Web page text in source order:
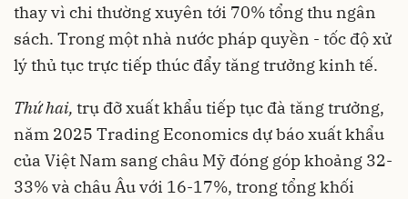
thay vì chi thường xuyên tới 70% tổng thu ngân
sách. Trong một nhà nước pháp quyền - tốc độ xử
lý thủ tục trực tiếp thúc đẩy tăng trưởng kinh tế.
Thứ hai, trụ đỡ xuất khẩu tiếp tục đà tăng trưởng,
năm 2025 Trading Economics dự báo xuất khẩu
của Việt Nam sang châu Mỹ đóng góp khoảng 32-
33% và châu Âu với 16-17%, trong tổng khối